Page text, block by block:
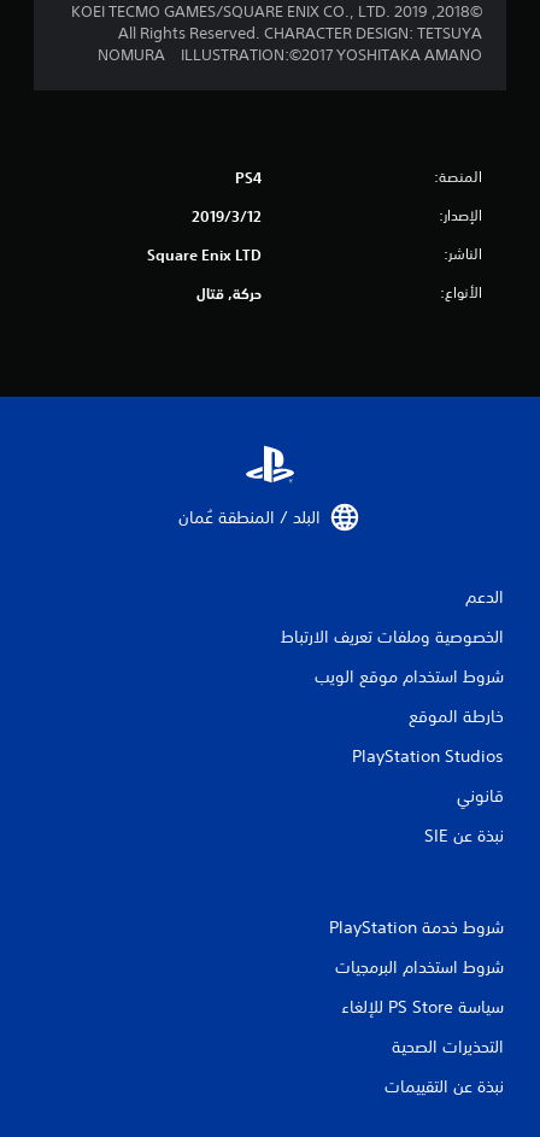
©2018, 2019 KOEI TECMO GAMES/SQUARE ENIX CO., LTD.
All Rights Reserved. CHARACTER DESIGN: TETSUYA
NOMURA ILLUSTRATION:©2017 YOSHITAKA AMANO
المنصة: PS4
الإصدار: 12‏/3‏/2019
الناشر: Square Enix LTD
الأنواع: حركة, قتال
البلد / المنطقة عُمان‏
الدعم
الخصوصية وملفات تعريف الارتباط
شروط استخدام موقع الويب
خارطة الموقع
PlayStation Studios
قانوني
نبذة عن SIE‏
شروط خدمة PlayStation‏
شروط استخدام البرمجيات
سياسة PS Store للإلغاء
التحذيرات الصحية
نبذة عن التقييمات